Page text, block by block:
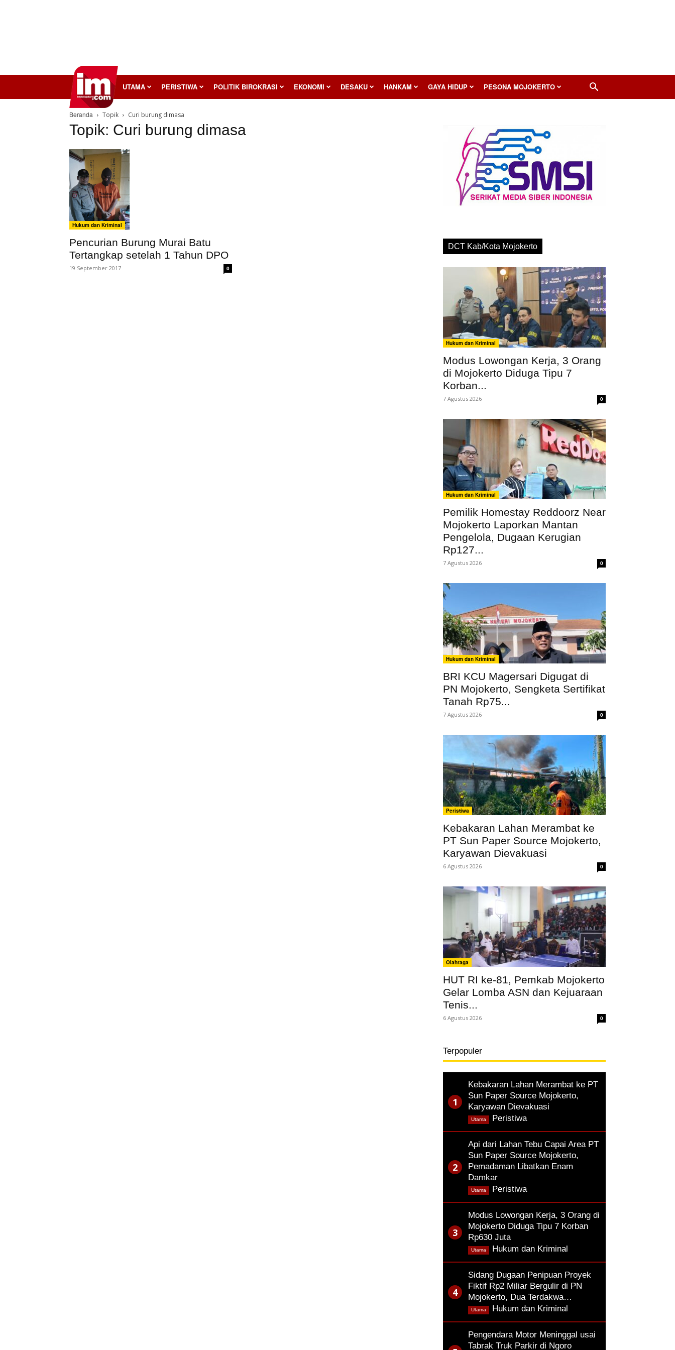
InilahMojokerto UTAMA PERISTIWA POLITIK BIROKRASI EKONOMI DESAKU HANKAM GAYA HIDUP PESONA MOJOKERTO
Beranda Topik Curi burung dimasa
Topik: Curi burung dimasa
Hukum dan Kriminal
Pencurian Burung Murai Batu
Tertangkap setelah 1 Tahun DPO
19 September 2017 0
DCT Kab/Kota Mojokerto
Hukum dan Kriminal
Modus Lowongan Kerja, 3 Orang
di Mojokerto Diduga Tipu 7
Korban...
7 Agustus 2026 0
Hukum dan Kriminal
Pemilik Homestay Reddoorz Near
Mojokerto Laporkan Mantan
Pengelola, Dugaan Kerugian
Rp127...
7 Agustus 2026 0
Hukum dan Kriminal
BRI KCU Magersari Digugat di
PN Mojokerto, Sengketa Sertifikat
Tanah Rp75...
7 Agustus 2026 0
Peristiwa
Kebakaran Lahan Merambat ke
PT Sun Paper Source Mojokerto,
Karyawan Dievakuasi
6 Agustus 2026 0
Olahraga
HUT RI ke-81, Pemkab Mojokerto
Gelar Lomba ASN dan Kejuaraan
Tenis...
6 Agustus 2026 0
Terpopuler
Kebakaran Lahan Merambat ke PT
Sun Paper Source Mojokerto,
Karyawan Dievakuasi
Peristiwa,
Utama
Api dari Lahan Tebu Capai Area PT
Sun Paper Source Mojokerto,
Pemadaman Libatkan Enam
Damkar
Peristiwa,
Utama
Modus Lowongan Kerja, 3 Orang di
Mojokerto Diduga Tipu 7 Korban
Rp630 Juta
Hukum dan Kriminal
Utama
Sidang Dugaan Penipuan Proyek
Fiktif Rp2 Miliar Bergulir di PN
Mojokerto, Dua Terdakwa…
Hukum dan Kriminal
Utama
Pengendara Motor Meninggal usai
Tabrak Truk Parkir di Ngoro